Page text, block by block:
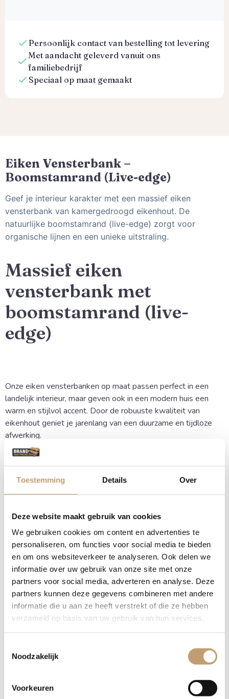
Toestemming Details Over
Deze website maakt gebruik van cookies
We gebruiken cookies om content en advertenties te
personaliseren, om functies voor social media te bieden
en om ons websiteverkeer te analyseren. Ook delen we
informatie over uw gebruik van onze site met onze
partners voor social media, adverteren en analyse. Deze
partners kunnen deze gegevens combineren met andere
informatie die u aan ze heeft verstrekt of die ze hebben
verzameld op basis van uw gebruik van hun services.
Noodzakelijk
Voorkeuren
Persoonlijk contact van bestelling tot levering
Met aandacht geleverd vanuit ons
familiebedrijf
Speciaal op maat gemaakt
Eiken Vensterbank –
Boomstamrand (Live-edge)
Geef je interieur karakter met een massief eiken
vensterbank van kamergedroogd eikenhout. De
natuurlijke boomstamrand (live-edge) zorgt voor
organische lijnen en een unieke uitstraling.
Massief eiken
vensterbank met
boomstamrand (live-
edge)
Onze eiken vensterbanken op maat passen perfect in een
landelijk interieur, maar geven ook in een modern huis een
warm en stijlvol accent. Door de robuuste kwaliteit van
eikenhout geniet je jarenlang van een duurzame en tijdloze
afwerking.
Uniek Karakter
Elke plank is volledig uniek in vorm, kleur en nerftekening.
vensterbank hetzelfde. Wil je vooraf een foto ontvangen van
de beschikbare planken? Wij denken graag met je mee zodat
je de perfecte keuze kunt maken voor jouw woning.
Waarom kiezen voor een eiken
vensterbank met
boomstamrand?
Hoogwaardig Materiaal:
Natuurlijke Esthetiek:
Unieke uitstraling door de
Maatwerk:
Volledig op maat gemaakt, passend onder